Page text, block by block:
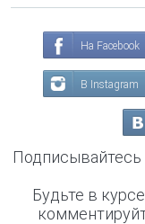
На Facebook
В Instagram
Будьте в